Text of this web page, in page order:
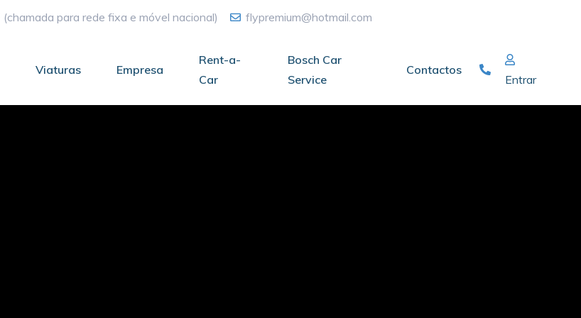
(chamada para rede fixa e móvel nacional) flypremium@hotmail.com
Viaturas Empresa
Rent-a-
Car
Bosch Car
Service
Contactos
Entrar